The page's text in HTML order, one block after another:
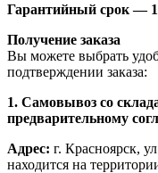
Гарантийный срок — 1
Получение заказа
Вы можете выбрать
подтверждении заказа:
1. Самовывоз со
предварительному
Адрес: г. Красноярск,
находится на